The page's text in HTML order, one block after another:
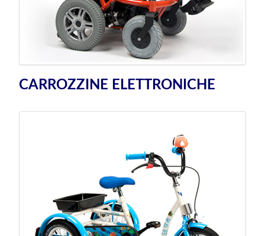
CARROZZINE ELETTRONICHE